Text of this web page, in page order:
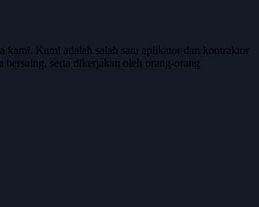
kami. Kami adalah salah satu aplikator dan kontraktor
serta dikerjakan oleh orang-orang